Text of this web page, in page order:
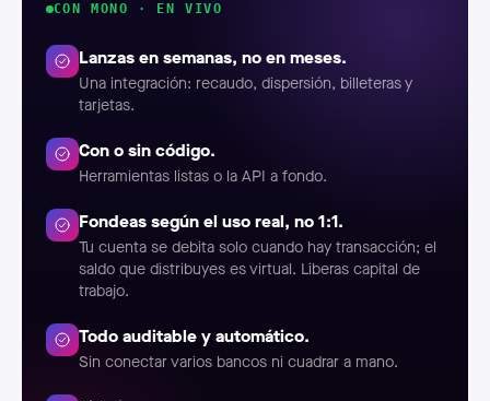
CON MONO · EN VIVO
Lanzas en semanas, no en meses.
Una integración: recaudo, dispersión, billeteras y
tarjetas.
Con o sin código.
Herramientas listas o la API a fondo.
Fondeas según el uso real, no 1:1.
Tu cuenta se debita solo cuando hay transacción; el
saldo que distribuyes es virtual. Liberas capital de
trabajo.
Todo auditable y automático.
Sin conectar varios bancos ni cuadrar a mano.